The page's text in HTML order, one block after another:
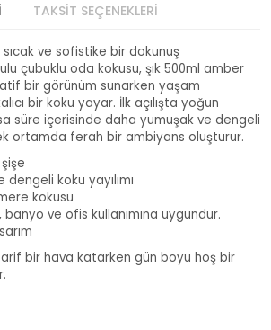
TAKSİT SEÇENEKLERİ
ve sofistike bir dokunuş
çubuklu oda kokusu, şık 500ml amber
bir görünüm sunarken yaşam
bir koku yayar. İlk açılışta yoğun
süre içerisinde daha yumuşak ve dengeli
ortamda ferah bir ambiyans oluşturur.
dengeli koku yayılımı
kokusu
banyo ve ofis kullanımına uygundur.
bir hava katarken gün boyu hoş bir